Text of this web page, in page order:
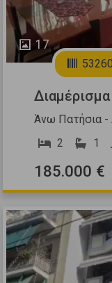
17
Άνω Πατήσια -
2
1
185.000 €